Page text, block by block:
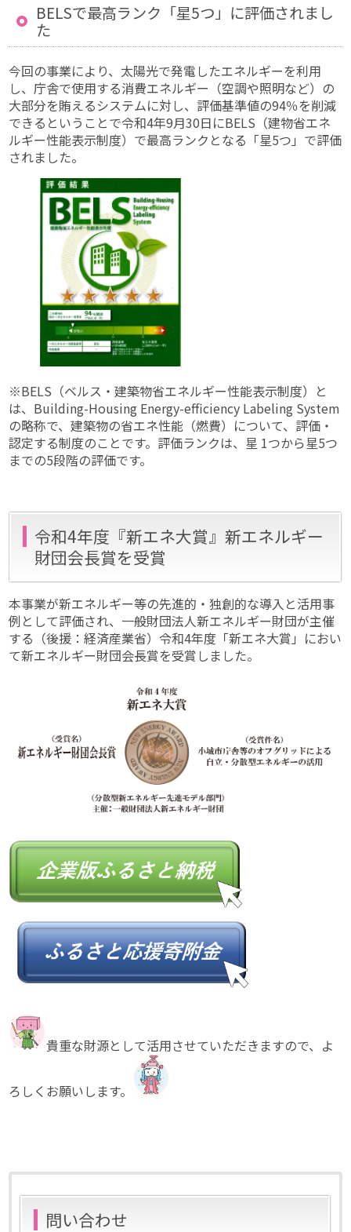
BELSで最高ランク「星5つ」に評価されまし
た
今回の事業により、太陽光で発電したエネルギーを利用
し、庁舎で使用する消費エネルギー（空調や照明など）の
大部分を賄えるシステムに対し、評価基準値の94％を削減
できるということで令和4年9月30日にBELS（建物省エネ
ルギー性能表示制度）で最高ランクとなる「星5つ」で評価
されました。
※BELS（ベルス・建築物省エネルギー性能表示制度）と
は、Building-Housing Energy-efficiency Labeling System
の略称で、建築物の省エネ性能（燃費）について、評価・
認定する制度のことです。評価ランクは、星 1つから星5つ
までの5段階の評価です。
令和4年度『新エネ大賞』新エネルギー
財団会長賞を受賞
本事業が新エネルギー等の先進的・独創的な導入と活用事
例として評価され、一般財団法人新エネルギー財団が主催
する（後援：経済産業省）令和4年度「新エネ大賞」におい
て新エネルギー財団会長賞を受賞しました。
貴重な財源として活用させていただきますので、よ
ろしくお願いします。
問い合わせ